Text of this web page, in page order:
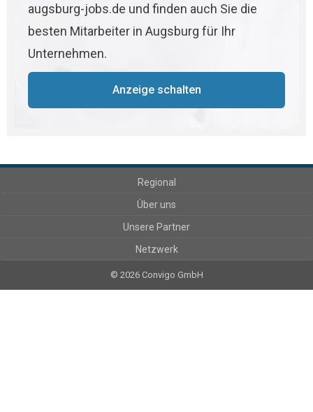
augsburg-jobs.de und finden auch Sie die
besten Mitarbeiter in Augsburg für Ihr
Unternehmen.
Anzeige schalten
Regional
Über uns
Unsere Partner
Netzwerk
© 2026 Convigo GmbH